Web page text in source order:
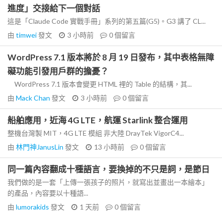
進度」交接給下一個對話
這是「Claude Code 實戰手冊」系列的第五篇(G5)。G3 講了 CL...
由 timwei發文 3 小時前 0個留言
WordPress 7.1 版本將於 8 月 19 日發布，其中表格無障
礙功能引發用戶群的擔憂？
WordPress 7.1 版本會變更 HTML 裡的 Table 的結構，其...
由 Mack Chan 發文 3 小時前 0個留言
船舶應用，近海 4G LTE，航運 Starlink 整合運用
整機台灣製 MIT，4G LTE 模組 非大陸 DrayTek VigorC4...
由 林門神JanusLin 發文 13 小時前 0個留言
同一篇內容翻成十種語言，要換掉的不只是詞，是節日
我們做的是一套「上傳一張孩子的照片，就寫出並畫出一本繪本」
的產品，內容要以十種語...
由 lumorakids 發文 1 天前 0個留言